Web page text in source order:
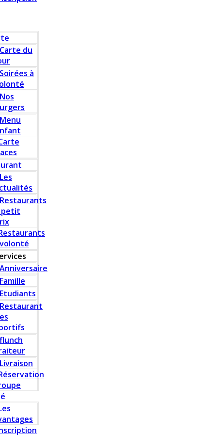
Carte du
Soirées à
Nos
Menu
Les
Restaurants
petit
Anniversaire
Famille
Etudiants
Restaurant
flunch
Livraison